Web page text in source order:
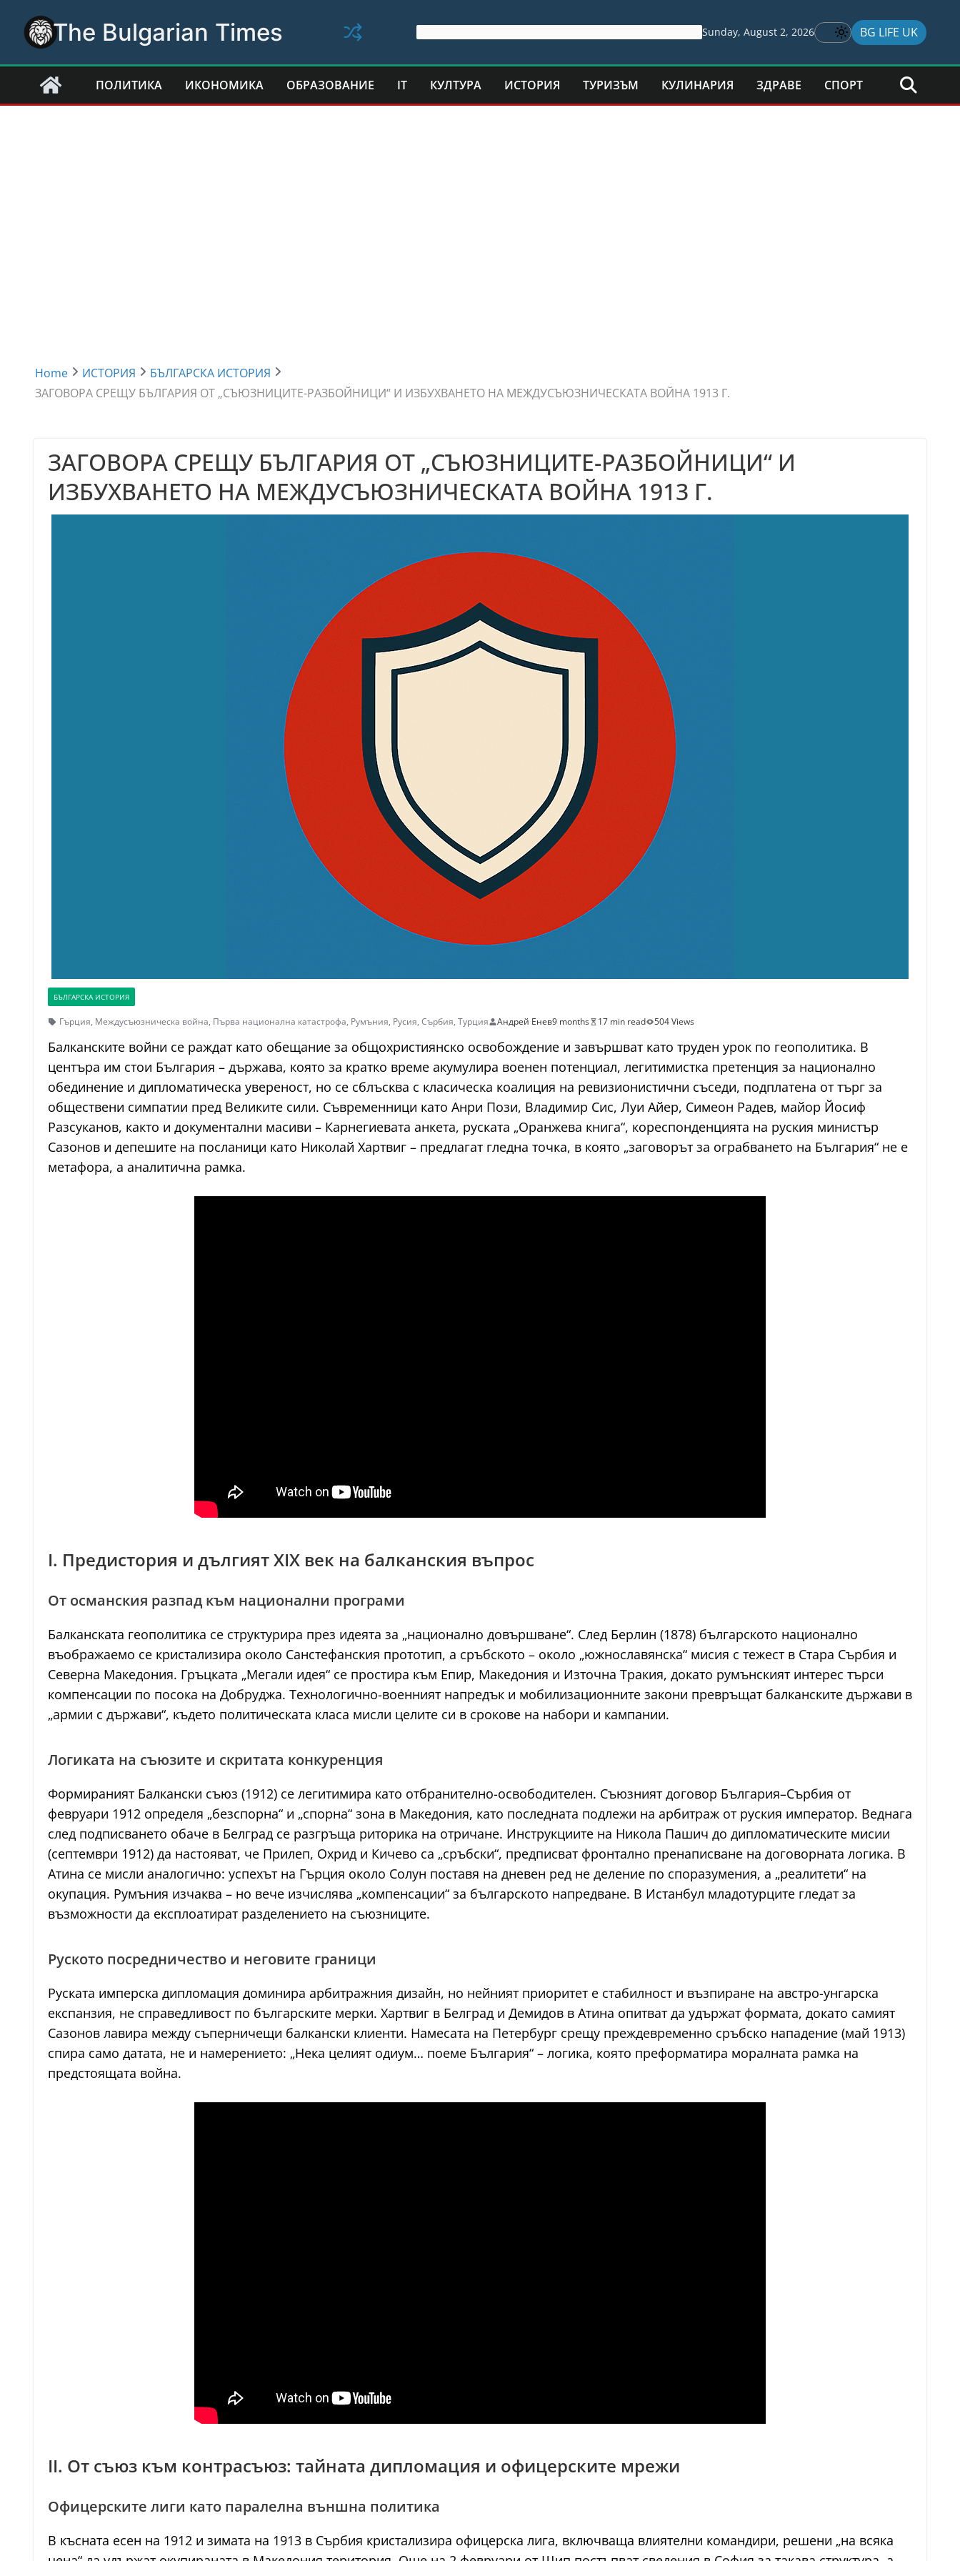
content
The Bulgarian Times Sunday, August 2, 2026 BG LIFE UK
ПОЛИТИКА ИКОНОМИКА ОБРАЗОВАНИЕ IT КУЛТУРА ИСТОРИЯ ТУРИЗЪМ КУЛИНАРИЯ ЗДРАВЕ СПОРТ
Home ИСТОРИЯ
БЪЛГАРСКА ИСТОРИЯ
ЗАГОВОРА СРЕЩУ БЪЛГАРИЯ ОТ „СЪЮЗНИЦИТЕ-РАЗБОЙНИЦИ“ И ИЗБУХВАНЕТО НА МЕЖДУСЪЮЗНИЧЕСКАТА ВОЙНА 1913 Г.
ЗАГОВОРА СРЕЩУ БЪЛГАРИЯ ОТ „СЪЮЗНИЦИТЕ-РАЗБОЙНИЦИ“ И
ИЗБУХВАНЕТО НА МЕЖДУСЪЮЗНИЧЕСКАТА ВОЙНА 1913 Г.
БЪЛГАРСКА ИСТОРИЯ
Гърция, Междусъюзническа война, Първа национална катастрофа, Румъния, Русия, Сърбия, Турция Андрей Енев9 months 17 min read 504 Views
Балканските войни се раждат като обещание за общохристиянско освобождение и завършват като труден урок по геополитика. В
центъра им стои България – държава, която за кратко време акумулира военен потенциал, легитимистка претенция за национално
обединение и дипломатическа увереност, но се сблъсква с класическа коалиция на ревизионистични съседи, подплатена от търг за
обществени симпатии пред Великите сили. Съвременници като Анри Пози, Владимир Сис, Луи Айер, Симеон Радев, майор Йосиф
Разсуканов, както и документални масиви – Карнегиевата анкета, руската „Оранжева книга“, кореспонденцията на руския министър
Сазонов и депешите на посланици като Николай Хартвиг – предлагат гледна точка, в която „заговорът за ограбването на България“ не е
метафора, а аналитична рамка.
I. Предистория и дългият XIX век на балканския въпрос
От османския разпад към национални програми
Балканската геополитика се структурира през идеята за „национално довършване“. След Берлин (1878) българското национално
въображаемо се кристализира около Санстефанския прототип, а сръбското – около „южнославянска“ мисия с тежест в Старa Сърбия и
Северна Македония. Гръцката „Мегали идея“ се простира към Епир, Македония и Източна Тракия, докато румънският интерес търси
компенсации по посока на Добруджа. Технологично-военният напредък и мобилизационните закони превръщат балканските държави в
„армии с държави“, където политическата класа мисли целите си в срокове на набори и кампании.
Логиката на съюзите и скритата конкуренция
Формираният Балкански съюз (1912) се легитимира като отбранително-освободителен. Съюзният договор България–Сърбия от
февруари 1912 определя „безспорна“ и „спорна“ зона в Македония, като последната подлежи на арбитраж от руския император. Веднага
след подписването обаче в Белград се разгръща риторика на отричане. Инструкциите на Никола Пашич до дипломатическите мисии
(септември 1912) да настояват, че Прилеп, Охрид и Кичево са „сръбски“, предписват фронтално пренаписване на договорната логика. В
Атина се мисли аналогично: успехът на Гърция около Солун поставя на дневен ред не деление по споразумения, а „реалитети“ на
окупация. Румъния изчаква – но вече изчислява „компенсации“ за българското напредване. В Истанбул младотурците гледат за
възможности да експлоатират разделението на съюзниците.
Руското посредничество и неговите граници
Руската имперска дипломация доминира арбитражния дизайн, но нейният приоритет е стабилност и възпиране на австро-унгарска
експанзия, не справедливост по българските мерки. Хартвиг в Белград и Демидов в Атина опитват да удържат формата, докато самият
Сазонов лавира между съперничещи балкански клиенти. Намесата на Петербург срещу преждевременно сръбско нападение (май 1913)
спира само датата, не и намерението: „Нека целият одиум… поеме България“ – логика, която преформатира моралната рамка на
предстоящата война.
II. От съюз към контрасъюз: тайната дипломация и офицерските мрежи
Офицерските лиги като паралелна външна политика
В късната есен на 1912 и зимата на 1913 в Сърбия кристализира офицерска лига, включваща влиятелни командири, решени „на всяка